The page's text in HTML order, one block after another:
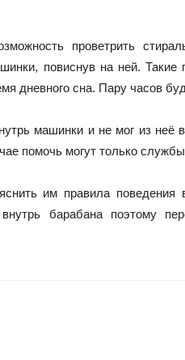
проветрить
повиснув на ней.
дневного сна. Пару часов
машинки и не мог из неё
помочь могут только
им правила поведения
барабана поэтому